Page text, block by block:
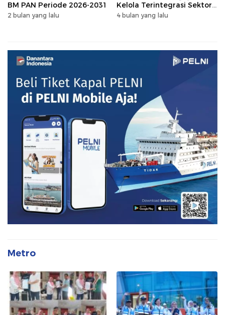
BM PAN Periode 2026-2031
2 bulan yang lalu
Kelola Terintegrasi Sektor
Peternakan Sulsel
4 bulan yang lalu
Metro